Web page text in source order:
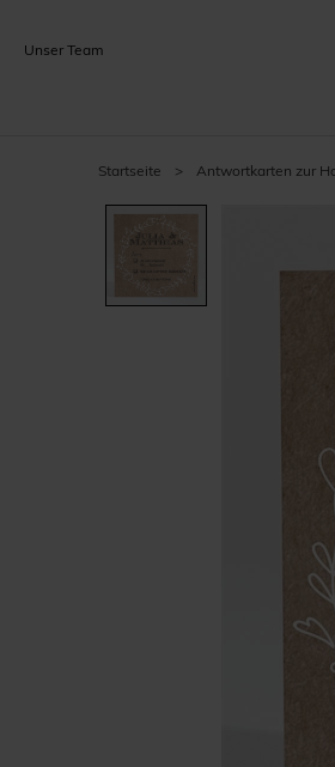
Unser Team
Startseite > Antwortkarten zur